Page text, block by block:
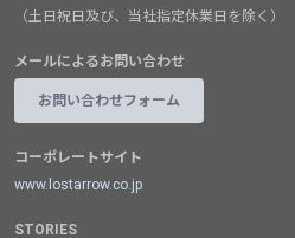
（土日祝日及び、当社指定休業日を除く）
メールによるお問い合わせ
お問い合わせフォーム
コーポレートサイト
www.lostarrow.co.jp
STORIES